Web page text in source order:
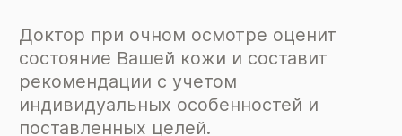
Доктор при очном осмотре оценит
состояние Вашей кожи и составит
рекомендации с учетом
индивидуальных особенностей и
поставленных целей.